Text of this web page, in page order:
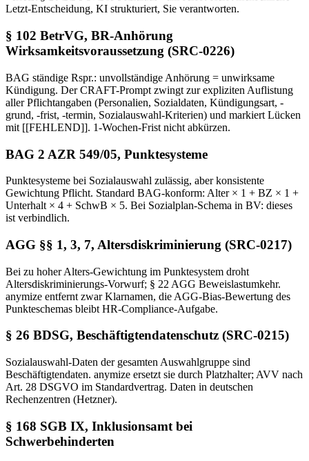
Letzt-Entscheidung, KI strukturiert, Sie verantworten.
§ 102 BetrVG, BR-Anhörung
Wirksamkeitsvoraussetzung (SRC-0226)
BAG ständige Rspr.: unvollständige Anhörung = unwirksame
Kündigung. Der CRAFT-Prompt zwingt zur expliziten Auflistung
aller Pflichtangaben (Personalien, Sozialdaten, Kündigungsart, -
grund, -frist, -termin, Sozialauswahl-Kriterien) und markiert Lücken
mit [[FEHLEND]]. 1-Wochen-Frist nicht abkürzen.
BAG 2 AZR 549/05, Punktesysteme
Punktesysteme bei Sozialauswahl zulässig, aber konsistente
Gewichtung Pflicht. Standard BAG-konform: Alter × 1 + BZ × 1 +
Unterhalt × 4 + SchwB × 5. Bei Sozialplan-Schema in BV: dieses
ist verbindlich.
AGG §§ 1, 3, 7, Altersdiskriminierung (SRC-0217)
Bei zu hoher Alters-Gewichtung im Punktesystem droht
Altersdiskriminierungs-Vorwurf; § 22 AGG Beweislastumkehr.
anymize entfernt zwar Klarnamen, die AGG-Bias-Bewertung des
Punkteschemas bleibt HR-Compliance-Aufgabe.
§ 26 BDSG, Beschäftigtendatenschutz (SRC-0215)
Sozialauswahl-Daten der gesamten Auswahlgruppe sind
Beschäftigtendaten. anymize ersetzt sie durch Platzhalter; AVV nach
Art. 28 DSGVO im Standardvertrag. Daten in deutschen
Rechenzentren (Hetzner).
§ 168 SGB IX, Inklusionsamt bei
Schwerbehinderten